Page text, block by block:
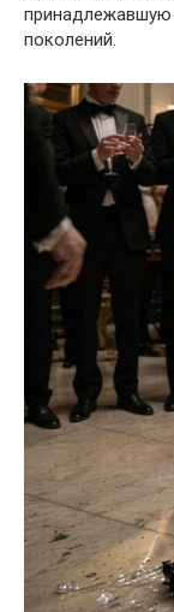
принадлежавшую
поколений.